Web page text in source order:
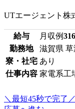
UTエージェント株
給与 月収例
勤務地
滋賀県
寮・社宅 あり
仕事内容 家電系工
＼最短45秒で完了／